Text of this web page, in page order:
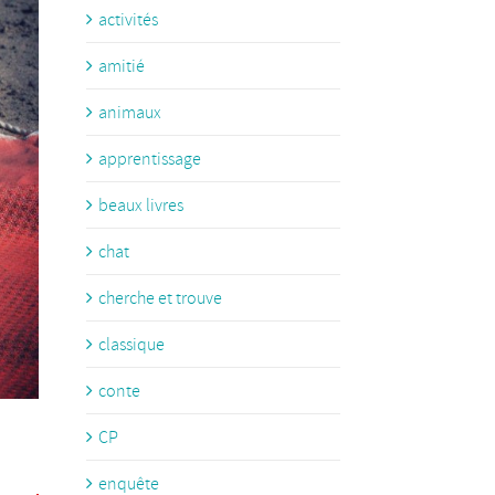
activités
amitié
animaux
apprentissage
beaux livres
chat
cherche et trouve
classique
conte
CP
enquête